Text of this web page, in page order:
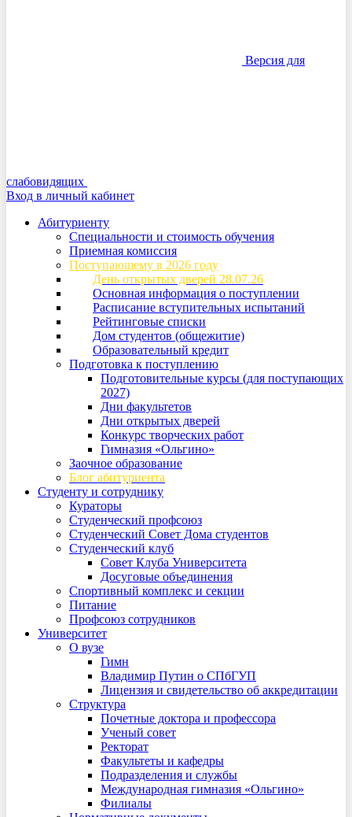
Версия для
слабовидящих
Вход в личный кабинет
Абитуриенту
Специальности и стоимость обучения
Приемная комиссия
Поступающему в 2026 году
День открытых дверей 28.07.26
Основная информация о поступлении
Расписание вступительных испытаний
Рейтинговые списки
Дом студентов (общежитие)
Образовательный кредит
Подготовка к поступлению
Подготовительные курсы (для поступающих
2027)
Дни факультетов
Дни открытых дверей
Конкурс творческих работ
Гимназия «Ольгино»
Заочное образование
Блог абитуриента
Студенту и сотруднику
Кураторы
Студенческий профсоюз
Студенческий Совет Дома студентов
Студенческий клуб
Совет Клуба Университета
Досуговые объединения
Спортивный комплекс и секции
Питание
Профсоюз сотрудников
Университет
О вузе
Гимн
Владимир Путин о СПбГУП
Лицензия и свидетельство об аккредитации
Структура
Почетные доктора и профессора
Ученый совет
Ректорат
Факультеты и кафедры
Подразделения и службы
Международная гимназия «Ольгино»
Филиалы